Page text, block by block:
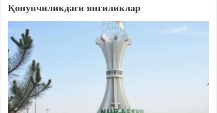
Қонунчиликдаги янгиликлар